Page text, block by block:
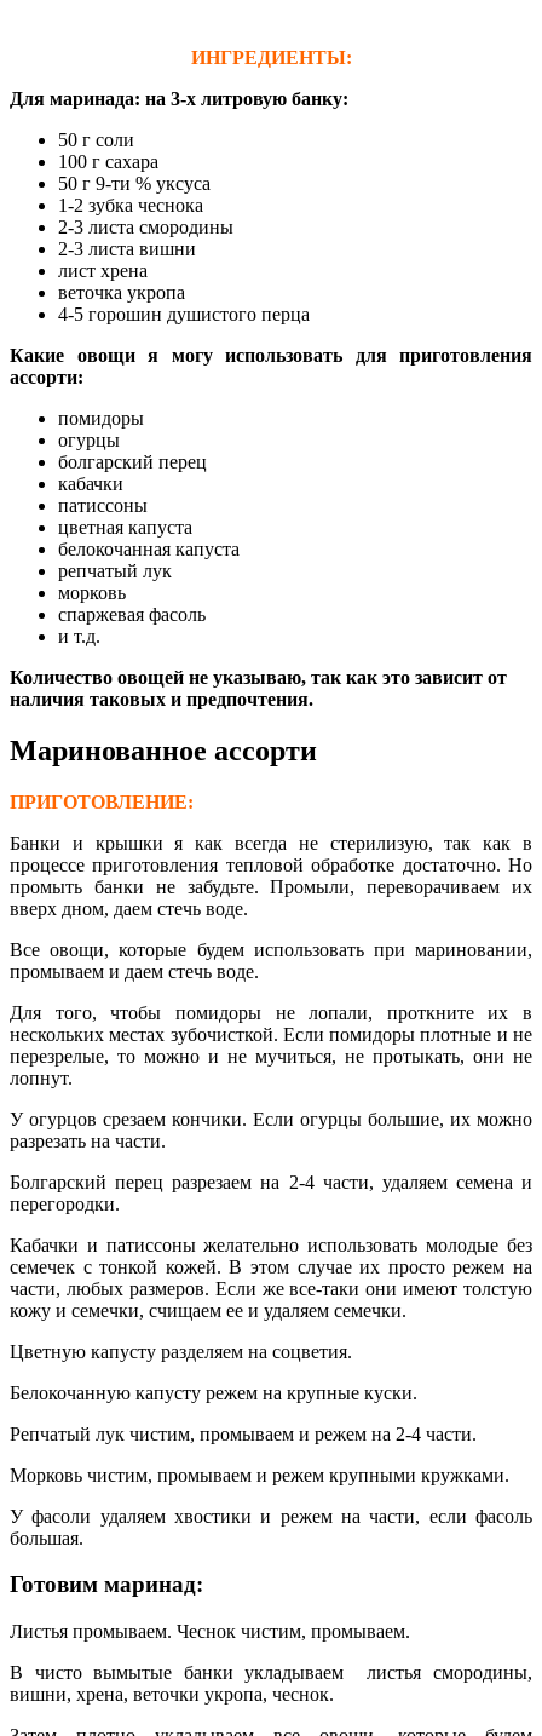
ИНГРЕДИЕНТЫ:
Для маринада: на 3-х литровую банку:
50 г соли
100 г сахара
50 г 9-ти % уксуса
1-2 зубка чеснока
2-3 листа смородины
2-3 листа вишни
лист хрена
веточка укропа
4-5 горошин душистого перца
Какие овощи я могу использовать для приготовления
ассорти:
помидоры
огурцы
болгарский перец
кабачки
патиссоны
цветная капуста
белокочанная капуста
репчатый лук
морковь
спаржевая фасоль
и т.д.
Количество овощей не указываю, так как это зависит от
наличия таковых и предпочтения.
Маринованное ассорти
ПРИГОТОВЛЕНИЕ:
Банки и крышки я как всегда не стерилизую, так как в
процессе приготовления тепловой обработке достаточно. Но
промыть банки не забудьте. Промыли, переворачиваем их
вверх дном, даем стечь воде.
Все овощи, которые будем использовать при мариновании,
промываем и даем стечь воде.
Для того, чтобы помидоры не лопали, проткните их в
нескольких местах зубочисткой. Если помидоры плотные и не
перезрелые, то можно и не мучиться, не протыкать, они не
лопнут.
У огурцов срезаем кончики. Если огурцы большие, их можно
разрезать на части.
Болгарский перец разрезаем на 2-4 части, удаляем семена и
перегородки.
Кабачки и патиссоны желательно использовать молодые без
семечек с тонкой кожей. В этом случае их просто режем на
части, любых размеров. Если же все-таки они имеют толстую
кожу и семечки, счищаем ее и удаляем семечки.
Цветную капусту разделяем на соцветия.
Белокочанную капусту режем на крупные куски.
Репчатый лук чистим, промываем и режем на 2-4 части.
Морковь чистим, промываем и режем крупными кружками.
У фасоли удаляем хвостики и режем на части, если фасоль
большая.
Готовим маринад:
Листья промываем. Чеснок чистим, промываем.
В чисто вымытые банки укладываем листья смородины,
вишни, хрена, веточки укропа, чеснок.